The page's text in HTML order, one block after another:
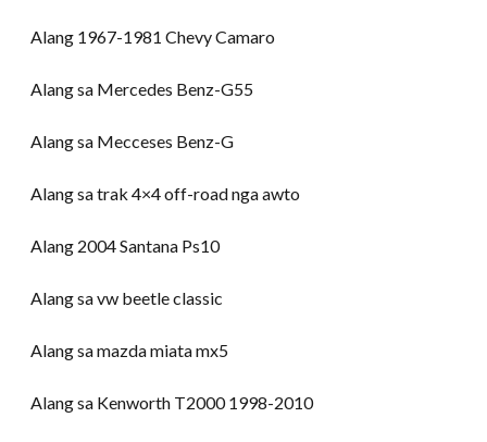
Alang 1967-1981 Chevy Camaro
Alang sa Mercedes Benz-G55
Alang sa Mecceses Benz-G
Alang sa trak 4×4 off-road nga awto
Alang 2004 Santana Ps10
Alang sa vw beetle classic
Alang sa mazda miata mx5
Alang sa Kenworth T2000 1998-2010